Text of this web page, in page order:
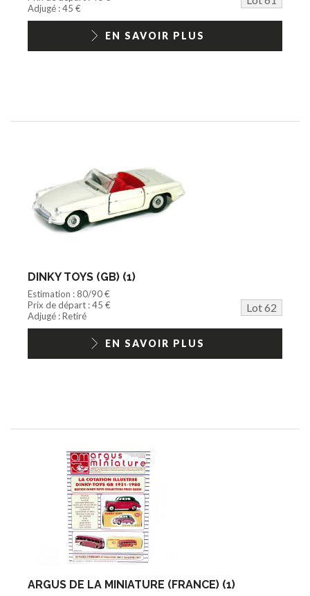
Jouets Fast Food
Trading cards
1/18ème moderne
Adjugé : 45 €
EN SAVOIR PLUS
DINKY TOYS (GB) (1)
Estimation : 80/90 €
Prix de départ : 45 €
Lot 62
Adjugé : Retiré
EN SAVOIR PLUS
ARGUS DE LA MINIATURE (FRANCE) (1)